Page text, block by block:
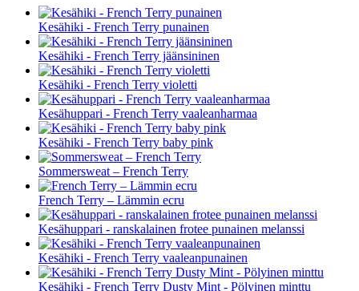
Kesähiki - French Terry punainen
Kesähiki - French Terry jäänsininen
Kesähiki - French Terry violetti
Kesähuppari - French Terry vaaleanharmaa
Kesähiki - French Terry baby pink
Sommersweat – French Terry
French Terry – Lämmin ecru
Kesähuppari - ranskalainen frotee punainen melanssi
Kesähiki - French Terry vaaleanpunainen
Kesähiki - French Terry Dusty Mint - Pölyinen minttu